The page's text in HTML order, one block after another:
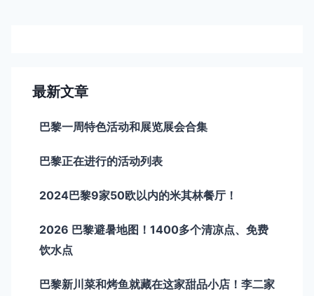
最新文章
巴黎一周特色活动和展览展会合集
巴黎正在进行的活动列表
2024巴黎9家50欧以内的米其林餐厅！
2026 巴黎避暑地图！1400多个清凉点、免费
饮水点
巴黎新川菜和烤鱼就藏在这家甜品小店！李二家